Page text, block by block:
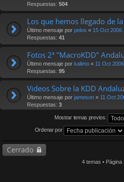
Respuestas: 504
Los que hemos llegado de
Último mensaje por pelos « 15 Oct 2006
Respuestas: 41
Fotos 2ª "MacroKDD"
Último mensaje por kalimo « 11 Oct
Respuestas: 95
Videos Sobre la KDD
Último mensaje por jameson « 11 Oct
Respuestas: 3
Mostrar temas previos:
Ordenar por
Cerrado
4 temas • Página